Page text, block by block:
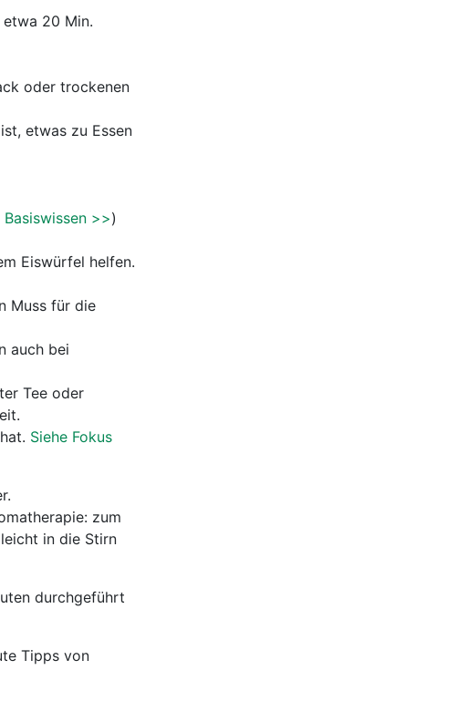
20 Min.
oder trockenen
etwas zu Essen
>>)
Eiswürfel helfen.
Muss für die
auch bei
Tee oder
Siehe Fokus
zum
in die Stirn
durchgeführt
Tipps von